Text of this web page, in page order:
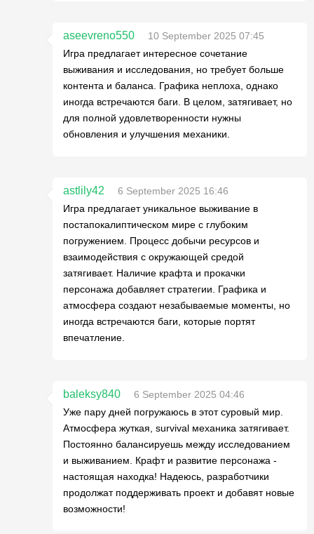
aseevreno550
10 September 2025 07:45
Игра предлагает интересное сочетание
выживания и исследования, но требует больше
контента и баланса. Графика неплоха, однако
иногда встречаются баги. В целом, затягивает, но
для полной удовлетворенности нужны
обновления и улучшения механики.
astlily42
6 September 2025 16:46
Игра предлагает уникальное выживание в
постапокалиптическом мире с глубоким
погружением. Процесс добычи ресурсов и
взаимодействия с окружающей средой
затягивает. Наличие крафта и прокачки
персонажа добавляет стратегии. Графика и
атмосфера создают незабываемые моменты, но
иногда встречаются баги, которые портят
впечатление.
baleksy840
6 September 2025 04:46
Уже пару дней погружаюсь в этот суровый мир.
Атмосфера жуткая, survival механика затягивает.
Постоянно балансируешь между исследованием
и выживанием. Крафт и развитие персонажа -
настоящая находка! Надеюсь, разработчики
продолжат поддерживать проект и добавят новые
возможности!